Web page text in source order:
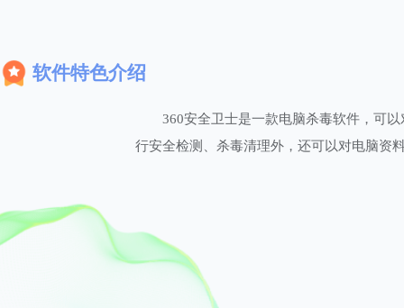
软件特色介绍
360安全卫士是一款电脑杀毒软件，可
行安全检测、杀毒清理外，还可以对电脑资